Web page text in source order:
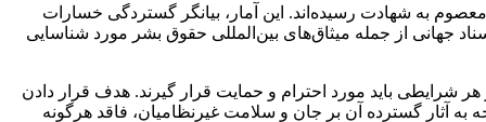
ایران تاکنون ۵۵۵ شهروند بی‌گناه از جمله زنان و کودکان معصوم به شهادت رسیده‌اند. این آمار، بیانگر گستردگی خسارات
جهانی از جمله میثاق‌های بین‌المللی حقوق بشر مورد شناسایی
کادر پزشکی در هر شرایطی باید مورد احترام و حمایت قرار گیرند. هدف قرار دادن
آثار گسترده آن بر جان و سلامت غیرنظامیان، فاقد هرگونه